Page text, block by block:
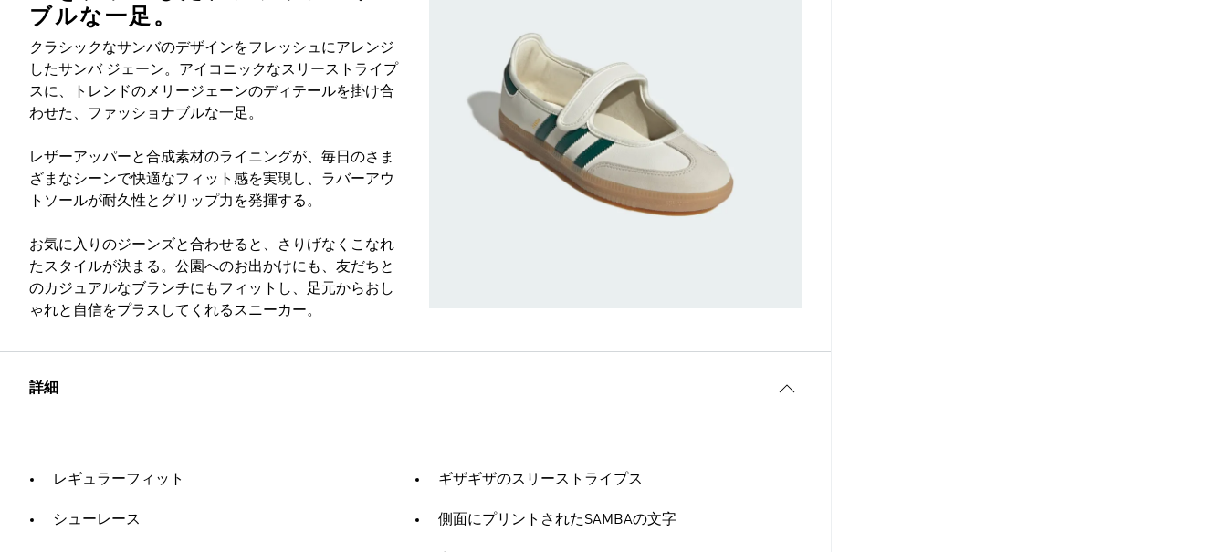
ブルな一足。
クラシックなサンバのデザインをフレッシュにアレンジ
したサンバ ジェーン。アイコニックなスリーストライプ
スに、トレンドのメリージェーンのディテールを掛け合
わせた、ファッショナブルな一足。
レザーアッパーと合成素材のライニングが、毎日のさま
ざまなシーンで快適なフィット感を実現し、ラバーアウ
トソールが耐久性とグリップ力を発揮する。
お気に入りのジーンズと合わせると、さりげなくこなれ
たスタイルが決まる。公園へのお出かけにも、友だちと
のカジュアルなブランチにもフィットし、足元からおし
ゃれと自信をプラスしてくれるスニーカー。
詳細
レギュラーフィット
シューレース
ギザギザのスリーストライプス
側面にプリントされたSAMBAの文字